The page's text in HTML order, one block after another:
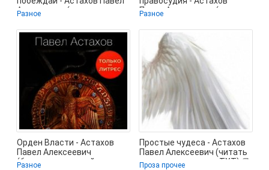
Алексеевич (книги
Разное
Павел Алексеевич (книги
Разное
Орден Власти - Астахов
Павел Алексеевич
(бесплатные онлайн книги
Разное
Простые чудеса - Астахов
Павел Алексеевич (читать
книги регистрация .TXT) 📗
Проза прочее